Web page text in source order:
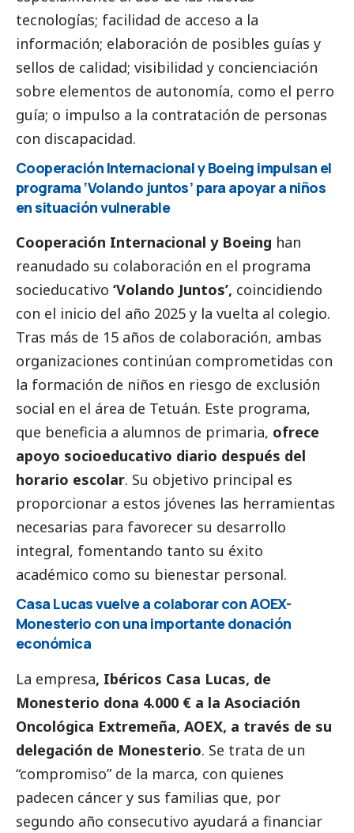
tecnologías; facilidad de acceso a la
información; elaboración de posibles guías y
sellos de calidad; visibilidad y concienciación
sobre elementos de autonomía, como el perro
guía; o impulso a la contratación de personas
con discapacidad.
Cooperación Internacional y Boeing impulsan el
programa ‘Volando juntos’ para apoyar a niños
en situación vulnerable
Cooperación Internacional y Boeing han
reanudado su colaboración en el programa
socieducativo ‘Volando Juntos’, coincidiendo
con el inicio del año 2025 y la vuelta al colegio.
Tras más de 15 años de colaboración, ambas
organizaciones continúan comprometidas con
la formación de niños en riesgo de exclusión
social en el área de Tetuán. Este programa,
que beneficia a alumnos de primaria, ofrece
apoyo socioeducativo diario después del
horario escolar. Su objetivo principal es
proporcionar a estos jóvenes las herramientas
necesarias para favorecer su desarrollo
integral, fomentando tanto su éxito
académico como su bienestar personal.
Casa Lucas vuelve a colaborar con AOEX-
Monesterio con una importante donación
económica
La empresa, Ibéricos Casa Lucas, de
Monesterio dona 4.000 € a la Asociación
Oncológica Extremeña, AOEX, a través de su
delegación de Monesterio. Se trata de un
“compromiso” de la marca, con quienes
padecen cáncer y sus familias que, por
segundo año consecutivo ayudará a financiar